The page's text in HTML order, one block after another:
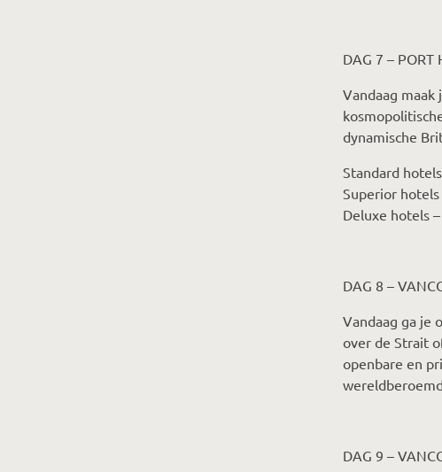
DAG 7 – PORT
Vandaag
dynamische
Standard
Superior
Deluxe hotels
DAG 8 –
Vandaag ga je
over de Strait
openbare en
DAG 9 –